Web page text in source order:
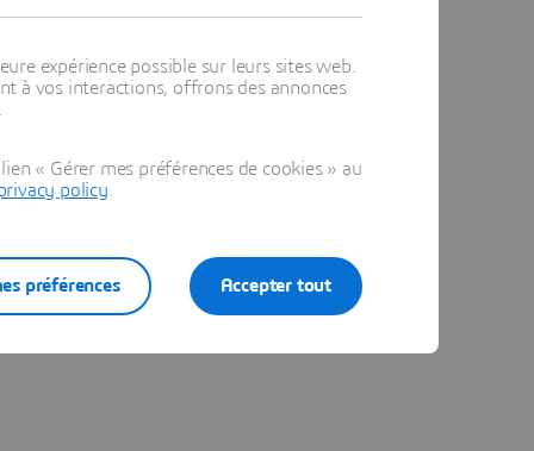
expérience possible sur leurs sites web.
à vos interactions, offrons des annonces
« Gérer mes préférences de cookies » au
policy
Accepter tout
préférences